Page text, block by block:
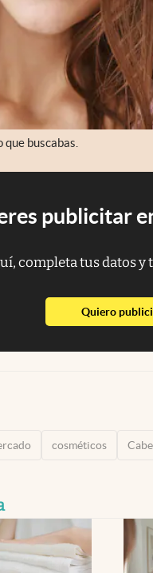
buscabas.
publicitar
completa tus datos y
Quiero
cosméticos